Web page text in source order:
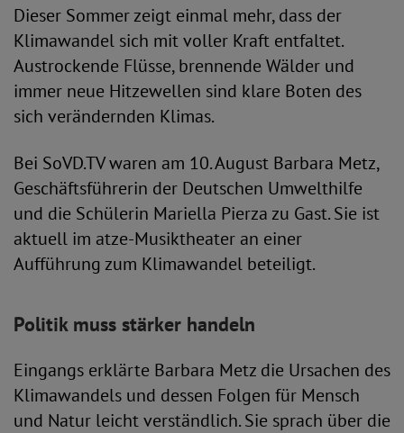
Dieser Sommer zeigt einmal mehr, dass der
Klimawandel sich mit voller Kraft entfaltet.
Austrockende Flüsse, brennende Wälder und
immer neue Hitzewellen sind klare Boten des
sich verändernden Klimas.
Bei SoVD.TV waren am 10. August Barbara Metz,
Geschäftsführerin der Deutschen Umwelthilfe
und die Schülerin Mariella Pierza zu Gast. Sie ist
aktuell im atze-Musiktheater an einer
Aufführung zum Klimawandel beteiligt.
Politik muss stärker handeln
Eingangs erklärte Barbara Metz die Ursachen des
Klimawandels und dessen Folgen für Mensch
und Natur leicht verständlich. Sie sprach über die